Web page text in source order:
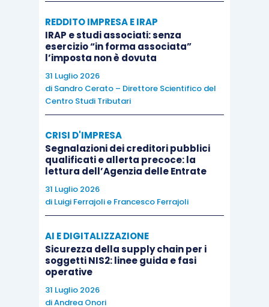
REDDITO IMPRESA E IRAP
IRAP e studi associati: senza
esercizio “in forma associata”
l’imposta non è dovuta
31 Luglio 2026
di Sandro Cerato – Direttore Scientifico del
Centro Studi Tributari
CRISI D'IMPRESA
Segnalazioni dei creditori pubblici
qualificati e allerta precoce: la
lettura dell’Agenzia delle Entrate
31 Luglio 2026
di Luigi Ferrajolie Francesco Ferrajoli
AI E DIGITALIZZAZIONE
Sicurezza della supply chain per i
soggetti NIS2: linee guida e fasi
operative
31 Luglio 2026
diAndrea Onori